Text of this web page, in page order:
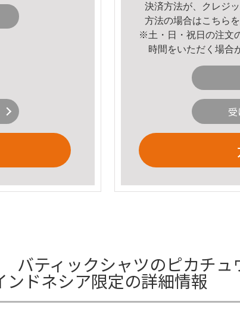
決済方法が、クレジ
方法の場合はこちら
※土・日・祝日の注文
時間をいただく場合
ティックシャツのピカチュ
ドネシア限定の詳細情報